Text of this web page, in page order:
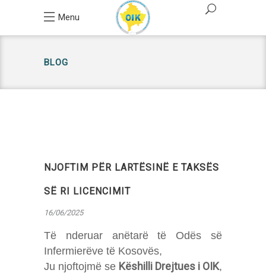
Menu
BLOG
NJOFTIM PËR LARTËSINË E TAKSËS
SË RI LICENCIMIT
16/06/2025
Të nderuar anëtarë të Odës së
Infermierëve të Kosovës,
Ju njoftojmë se Këshilli Drejtues i OIK,